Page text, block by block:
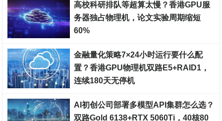
高校科研排队等超算太慢？香港GPU服
务器独占物理机，论文实验周期缩短
60%
金融量化策略7×24小时运行要什么配
置？香港GPU物理机双路E5+RAID1，
连续180天无停机
AI初创公司部署多模型API集群怎么选？
双路Gold 6138+RTX 5060Ti，40核80